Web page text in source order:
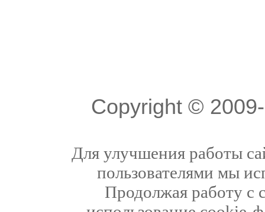
Copyright ©
Для улучшения работы
пользователями мы
Продолжая работу с